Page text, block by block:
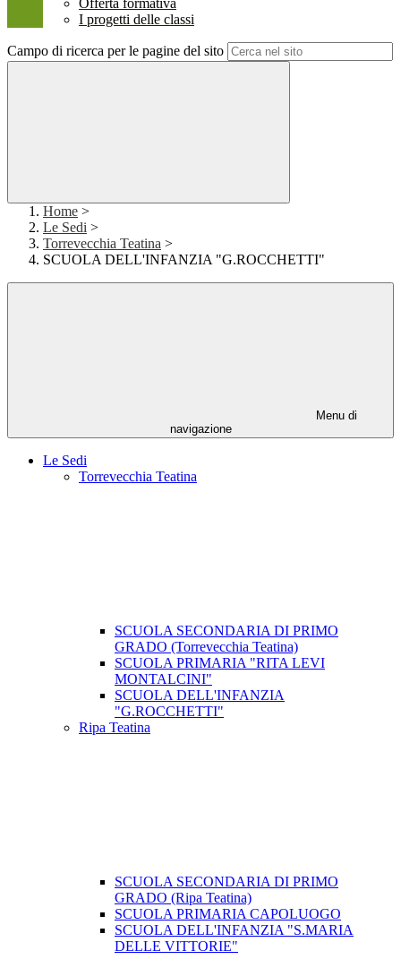
Offerta formativa
I progetti delle classi
Campo di ricerca per le pagine del sito
Home >
Le Sedi >
Torrevecchia Teatina >
SCUOLA DELL'INFANZIA "G.ROCCHETTI"
Menu di
navigazione
Le Sedi
Torrevecchia Teatina
SCUOLA SECONDARIA DI PRIMO
GRADO (Torrevecchia Teatina)
SCUOLA PRIMARIA "RITA LEVI
MONTALCINI"
SCUOLA DELL'INFANZIA
"G.ROCCHETTI"
Ripa Teatina
SCUOLA SECONDARIA DI PRIMO
GRADO (Ripa Teatina)
SCUOLA PRIMARIA CAPOLUOGO
SCUOLA DELL'INFANZIA "S.MARIA
DELLE VITTORIE"